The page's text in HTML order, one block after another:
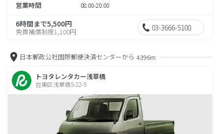
営業時間 08:00-20:00
6時間まで5,500円
免責補償制度1,100円 03-3666-5100
日本郵政公社国際郵便決済センターから 4396m
トヨタレンタカー浅草橋
台東区浅草橋5-22-5